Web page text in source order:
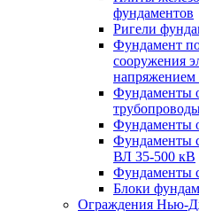
фундаментов
Ригели
Фундамент
сооружения
напряжением
Фундаменты
Фундаменты
Фундаменты
ВЛ 35-500 кВ
Фундаменты
Блоки
Ограждения Нью-